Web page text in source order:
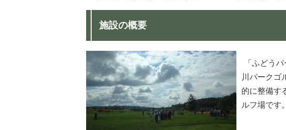
施設の概要
「ふどう
川パークゴ
的に整備す
ルフ場です。